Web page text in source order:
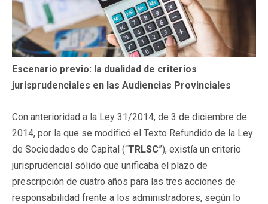
Escenario previo: la dualidad de criterios
jurisprudenciales en las Audiencias Provinciales
Con anterioridad a la Ley 31/2014, de 3 de diciembre de
2014, por la que se modificó el Texto Refundido de la Ley
de Sociedades de Capital (“TRLSC”), existía un criterio
jurisprudencial sólido que unificaba el plazo de
prescripción de cuatro años para las tres acciones de
responsabilidad frente a los administradores, según lo